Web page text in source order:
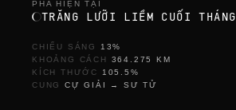
PHA HIỆN TẠI
TRĂNG LƯỠI LIỀM CUỐI THÁNG
CHIẾU SÁNG 13%
KHOẢNG CÁCH
364.275
KM
KÍCH THƯỚC
105.5 %
CUNG
CỰ GIẢI →SƯ TỬ